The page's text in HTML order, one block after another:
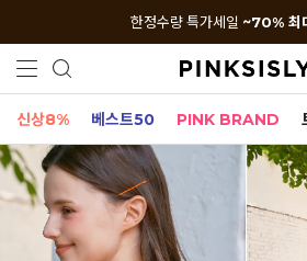
한정수량 특가세일 ~70% 최
신상8% 베스트50 PINK BRAND